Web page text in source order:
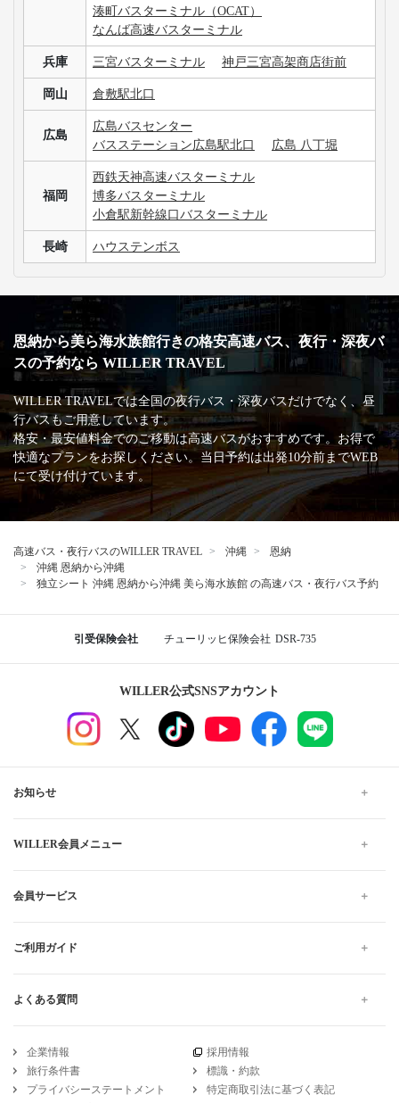
湊町バスターミナル（OCAT）
なんば高速バスターミナル
兵庫 三宮バスターミナル 神戸三宮高架商店街前
岡山 倉敷駅北口
広島
広島バスセンター
バスステーション広島駅北口
広島 八丁堀
福岡
西鉄天神高速バスターミナル
博多バスターミナル
小倉駅新幹線口バスターミナル
長崎 ハウステンボス
恩納から美ら海水族館行きの格安高速バス、夜行・深夜バ
スの予約なら WILLER TRAVEL
WILLER TRAVELでは全国の夜行バス・深夜バスだけでなく、昼
行バスもご用意しています。
格安・最安値料金でのご移動は高速バスがおすすめです。お得で
快適なプランをお探しください。当日予約は出発10分前までWEB
にて受け付けています。
高速バス・夜行バスのWILLER TRAVEL 沖縄
恩納
沖縄 恩納から沖縄
独立シート 沖縄 恩納から沖縄 美ら海水族館 の高速バス・夜行バス予約
引受保険会社 チューリッヒ保険会社 DSR-735
WILLER公式SNSアカウント
お知らせ
WILLER会員メニュー
会員サービス
ご利用ガイド
よくある質問
企業情報
採用情報
旅行条件書
標識・約款
プライバシーステートメント
特定商取引法に基づく表記